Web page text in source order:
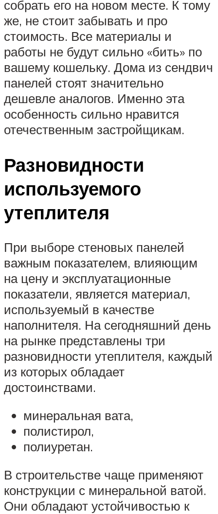
собрать его на новом месте. К тому
же, не стоит забывать и про
стоимость. Все материалы и
работы не будут сильно «бить» по
вашему кошельку. Дома из сендвич
панелей стоят значительно
дешевле аналогов. Именно эта
особенность сильно нравится
отечественным застройщикам.
Разновидности
используемого
утеплителя
При выборе стеновых панелей
важным показателем, влияющим
на цену и эксплуатационные
показатели, является материал,
используемый в качестве
наполнителя. На сегодняшний день
на рынке представлены три
разновидности утеплителя, каждый
из которых обладает
достоинствами.
минеральная вата,
полистирол,
полиуретан.
В строительстве чаще применяют
конструкции с минеральной ватой.
Они обладают устойчивостью к